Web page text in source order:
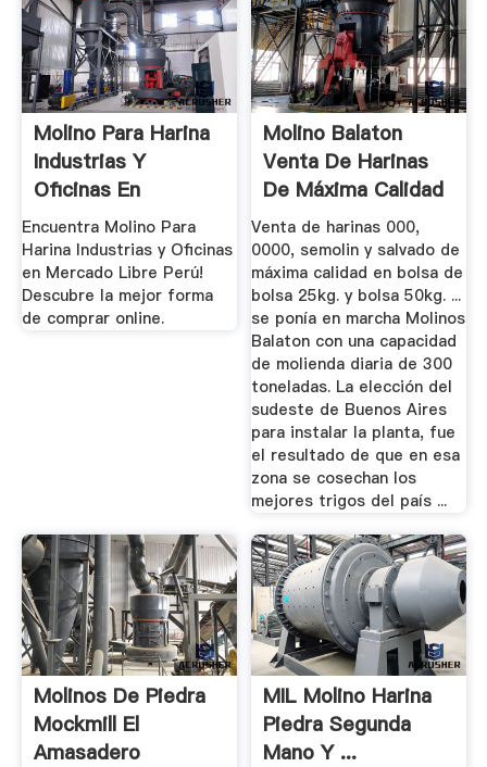
Molino Para Harina
Industrias Y
Oficinas En
Mercado ...
Encuentra Molino Para
Harina Industrias y Oficinas
en Mercado Libre Perú!
Descubre la mejor forma
de comprar online.
Molino Balaton
Venta De Harinas
De Máxima Calidad
000 ...
Venta de harinas 000,
0000, semolin y salvado de
máxima calidad en bolsa de
bolsa 25kg. y bolsa 50kg. ...
se ponía en marcha Molinos
Balaton con una capacidad
de molienda diaria de 300
toneladas. La elección del
sudeste de Buenos Aires
para instalar la planta, fue
el resultado de que en esa
zona se cosechan los
mejores trigos del país ...
Molinos De Piedra
Mockmill El
Amasadero
MIL Molino Harina
Piedra Segunda
Mano Y ...